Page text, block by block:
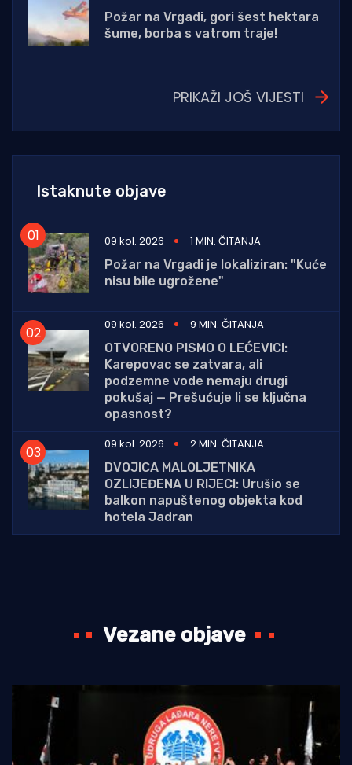
Požar na Vrgadi, gori šest hektara
šume, borba s vatrom traje!
PRIKAŽI JOŠ VIJESTI
Istaknute objave
09 kol. 2026
1 MIN. ČITANJA
Požar na Vrgadi je lokaliziran: "Kuće
nisu bile ugrožene"
09 kol. 2026
9 MIN. ČITANJA
OTVORENO PISMO O LEĆEVICI:
Karepovac se zatvara, ali
podzemne vode nemaju drugi
pokušaj — Prešućuje li se ključna
opasnost?
09 kol. 2026
2 MIN. ČITANJA
DVOJICA MALOLJETNIKA
OZLIJEĐENA U RIJECI: Urušio se
balkon napuštenog objekta kod
hotela Jadran
Vezane objave